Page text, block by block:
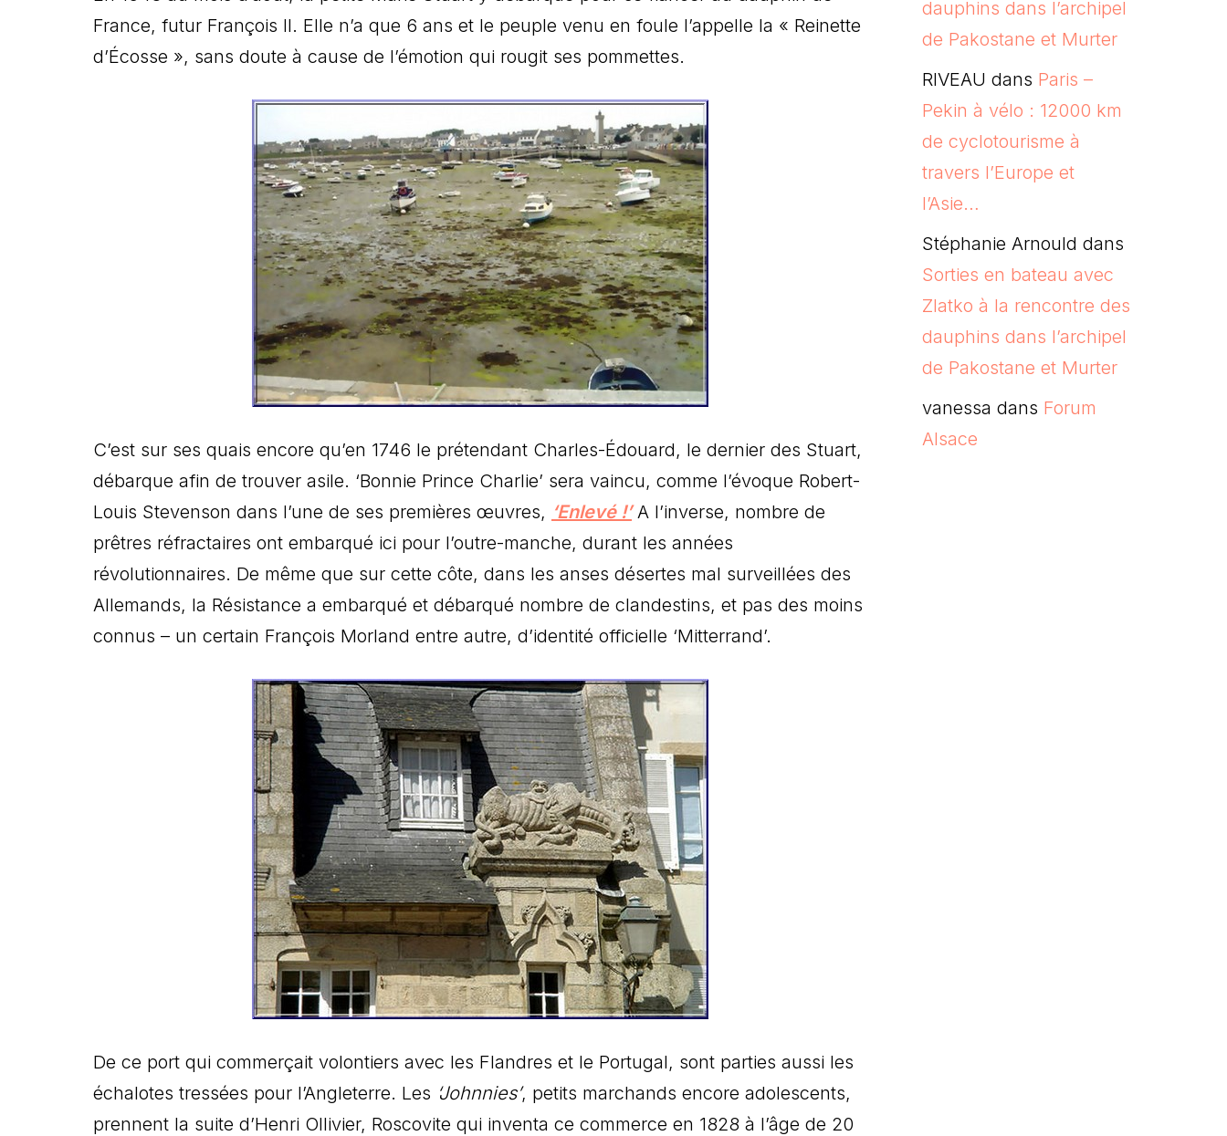
France, futur François II. Elle n’a que 6 ans et le peuple venu en foule l’appelle la « Reinette
d’Écosse », sans doute à cause de l’émotion qui rougit ses pommettes.
C’est sur ses quais encore qu’en 1746 le prétendant Charles-Édouard, le dernier des Stuart,
débarque afin de trouver asile. ‘Bonnie Prince Charlie’ sera vaincu, comme l’évoque Robert-
Louis Stevenson dans l’une de ses premières œuvres, ‘Enlevé !’A l’inverse, nombre de
prêtres réfractaires ont embarqué ici pour l’outre-manche, durant les années
révolutionnaires. De même que sur cette côte, dans les anses désertes mal surveillées des
Allemands, la Résistance a embarqué et débarqué nombre de clandestins, et pas des moins
connus – un certain François Morland entre autre, d’identité officielle ‘Mitterrand’.
De ce port qui commerçait volontiers avec les Flandres et le Portugal, sont parties aussi les
échalotes tressées pour l’Angleterre. Les ‘Johnnies’, petits marchands encore adolescents,
prennent la suite d’Henri Ollivier, Roscovite qui inventa ce commerce en 1828 à l’âge de 20
dauphins dans l’archipel
de Pakostane et Murter
RIVEAU dans Paris –
Pekin à vélo : 12000 km
de cyclotourisme à
travers l’Europe et
l’Asie…
Stéphanie Arnould dans
Sorties en bateau avec
Zlatko à la rencontre des
dauphins dans l’archipel
de Pakostane et Murter
vanessa dans Forum
Alsace